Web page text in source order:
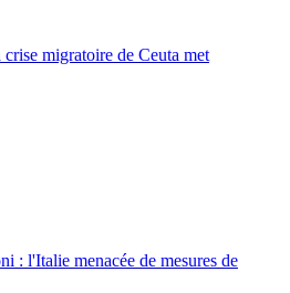
crise migratoire de Ceuta met
: l'Italie menacée de mesures de